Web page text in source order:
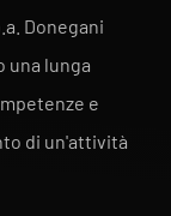
Donegani
una lunga
e
di un'attività